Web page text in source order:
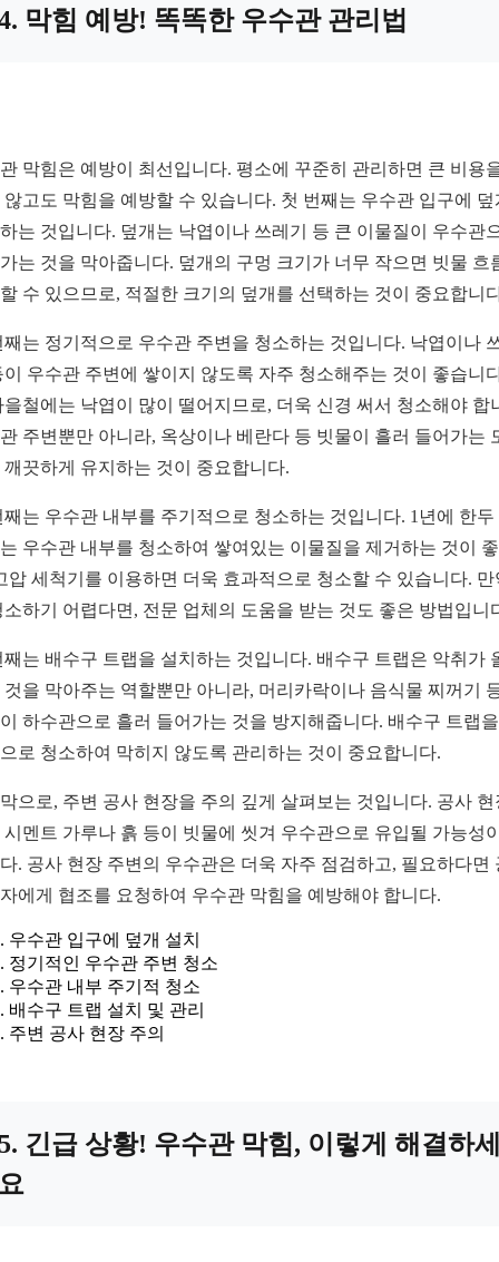
막힘 예방! 똑똑한 우수관 관리법
막힘은 예방이 최선입니다. 평소에 꾸준히 관리하면 큰 비용
않고도 막힘을 예방할 수 있습니다. 첫 번째는 우수관 입구에 덮
는 것입니다. 덮개는 낙엽이나 쓰레기 등 큰 이물질이 우수관
는 것을 막아줍니다. 덮개의 구멍 크기가 너무 작으면 빗물 흐
수 있으므로, 적절한 크기의 덮개를 선택하는 것이 중요합니
째는 정기적으로 우수관 주변을 청소하는 것입니다. 낙엽이나
이 우수관 주변에 쌓이지 않도록 자주 청소해주는 것이 좋습니
을철에는 낙엽이 많이 떨어지므로, 더욱 신경 써서 청소해야 합
주변뿐만 아니라, 옥상이나 베란다 등 빗물이 흘러 들어가는
깨끗하게 유지하는 것이 중요합니다.
째는 우수관 내부를 주기적으로 청소하는 것입니다. 1년에 한두
우수관 내부를 청소하여 쌓여있는 이물질을 제거하는 것이
압 세척기를 이용하면 더욱 효과적으로 청소할 수 있습니다. 만
소하기 어렵다면, 전문 업체의 도움을 받는 것도 좋은 방법입니
째는 배수구 트랩을 설치하는 것입니다. 배수구 트랩은 악취가
것을 막아주는 역할뿐만 아니라, 머리카락이나 음식물 찌꺼기
하수관으로 흘러 들어가는 것을 방지해줍니다. 배수구 트랩
로 청소하여 막히지 않도록 관리하는 것이 중요합니다.
으로, 주변 공사 현장을 주의 깊게 살펴보는 것입니다. 공사 현
시멘트 가루나 흙 등이 빗물에 씻겨 우수관으로 유입될 가능성
. 공사 현장 주변의 우수관은 더욱 자주 점검하고, 필요하다면
에게 협조를 요청하여 우수관 막힘을 예방해야 합니다.
우수관 입구에 덮개 설치
정기적인 우수관 주변 청소
우수관 내부 주기적 청소
배수구 트랩 설치 및 관리
주변 공사 현장 주의
긴급 상황! 우수관 막힘, 이렇게 해결하